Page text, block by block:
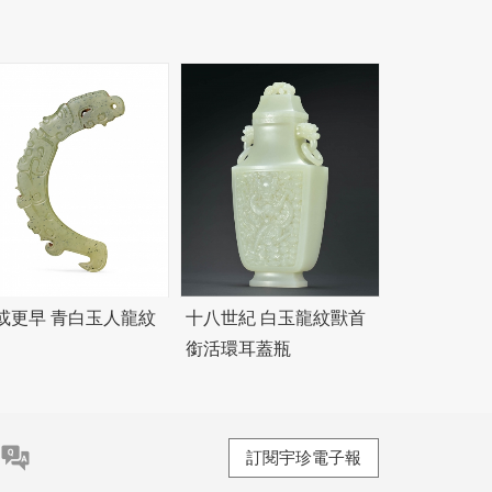
更早 青白玉人龍紋
十八世紀 白玉龍紋獸首
銜活環耳蓋瓶
訂閱宇珍電子報